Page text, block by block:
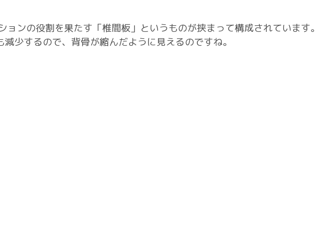
ンの役割を果たす「椎間板」というものが挟まって構成されています。
少するので、背骨が縮んだように見えるのですね。